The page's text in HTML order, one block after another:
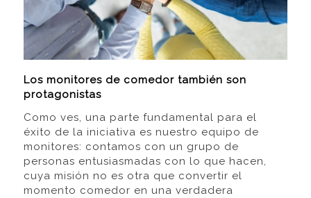
Los monitores de comedor también son
protagonistas
Como ves, una parte fundamental para el
éxito de la iniciativa es nuestro equipo de
monitores: contamos con un grupo de
personas entusiasmadas con lo que hacen,
cuya misión no es otra que convertir el
momento comedor en una verdadera